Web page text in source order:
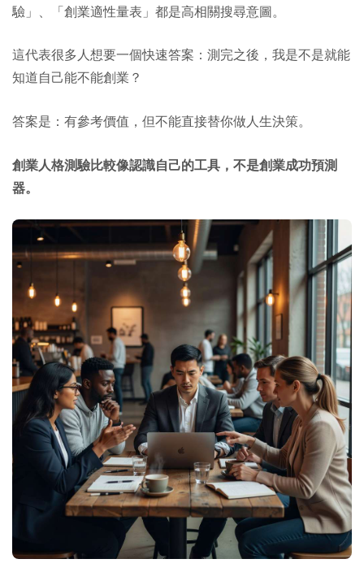
驗」、「創業適性量表」都是高相關搜尋意圖。
這代表很多人想要一個快速答案：測完之後，我是不是就能
知道自己能不能創業？
答案是：有參考價值，但不能直接替你做人生決策。
創業人格測驗比較像認識自己的工具，不是創業成功預測
器。